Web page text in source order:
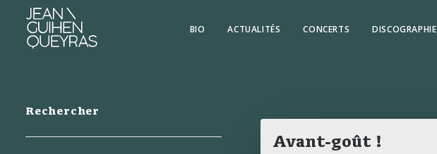
BIO ACTUALITÉS CONCERTS DISCOGRAPHIE
Rechercher
Avant-goût !